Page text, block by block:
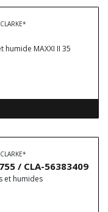
humide MAXXI II 35
/ CLA-56383409
et humides